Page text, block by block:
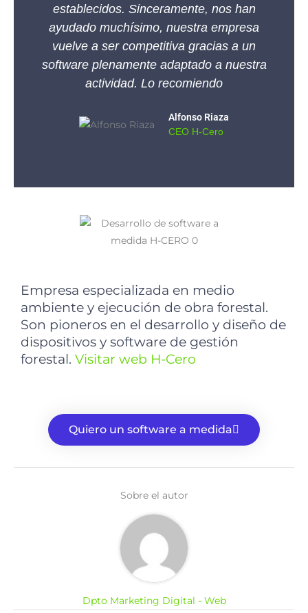
establecidos. Sinceramente, nos han
ayudado muchísimo, nuestra empresa
vuelve a ser competitiva gracias a un
software plenamente adaptado a nuestra
actividad. Lo recomiendo
Alfonso Riaza
CEO H-Cero
Empresa especializada en medio
ambiente y ejecución de obra forestal.
Son pioneros en el desarrollo y diseño de
dispositivos y software de gestión
forestal. Visitar web H-Cero
Quiero un software a medida
Sobre el autor
Dpto Marketing Digital - Web